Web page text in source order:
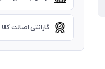
گارانتی اصالت کالا